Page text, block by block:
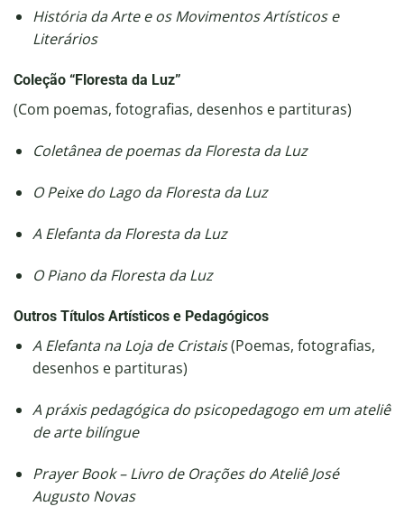
História da Arte e os Movimentos Artísticos e
Literários
Coleção “Floresta da Luz”
(Com poemas, fotografias, desenhos e partituras)
Coletânea de poemas da Floresta da Luz
O Peixe do Lago da Floresta da Luz
A Elefanta da Floresta da Luz
O Piano da Floresta da Luz
Outros Títulos Artísticos e Pedagógicos
A Elefanta na Loja de Cristais(Poemas, fotografias,
desenhos e partituras)
A práxis pedagógica do psicopedagogo em um ateliê
de arte bilíngue
Prayer Book – Livro de Orações do Ateliê José
Augusto Novas